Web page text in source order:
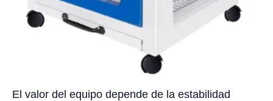
El valor del equipo depende de la estabilidad